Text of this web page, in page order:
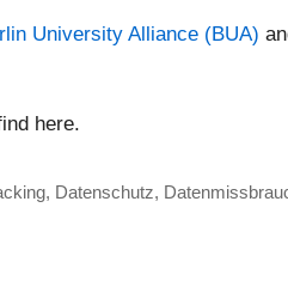
University Alliance (BUA)
here.
, Datenschutz,